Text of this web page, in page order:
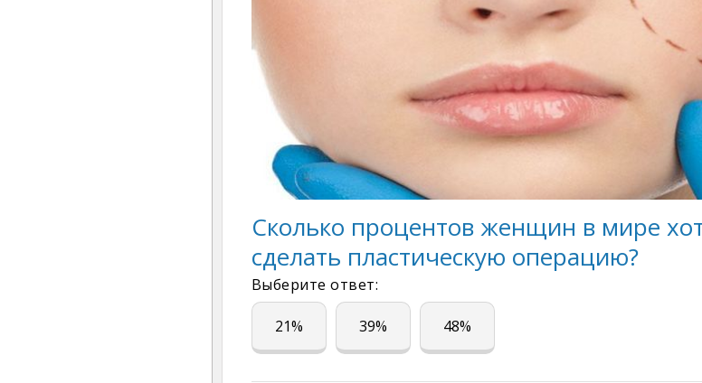
Сколько процентов женщин в мире
сделать пластическую операцию?
Выберите ответ:
21% 39% 48%